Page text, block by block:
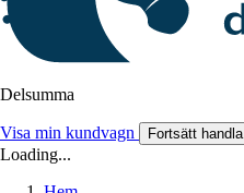
Delsumma
Visa min kundvagn Fortsätt handla
Loading...